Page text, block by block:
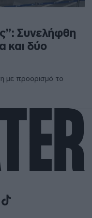
Συνελήφθη
και δύο
με προορισμό το